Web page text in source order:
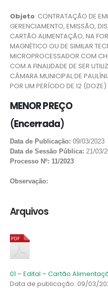
Objeto: CONTRATAÇÃO DE
GERENCIAMENTO, EMISSÃO,
CARTÃO ALIMENTAÇÃO, NA
MAGNÉTICO OU DE SIMILAR
MICROPROCESSADOR COM
COM A FINALIDADE DE SER
CÂMARA MUNICIPAL DE
POR UM PERÍODO DE 12 (DOZE)
MENOR PREÇO
(Encerrada)
Data de Publicação: 09/03/2023
Data de Sessão Pública: 21/03/
Processo Nº: 11/2023
Observação:
Arquivos
01 – Edital – Cartão
Data de publicação: 09/03/